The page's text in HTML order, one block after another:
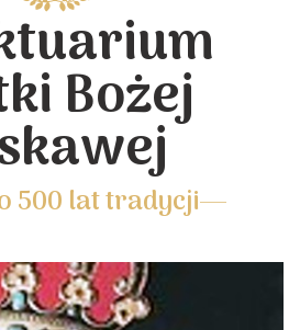
Bożej
500 lat tradycji